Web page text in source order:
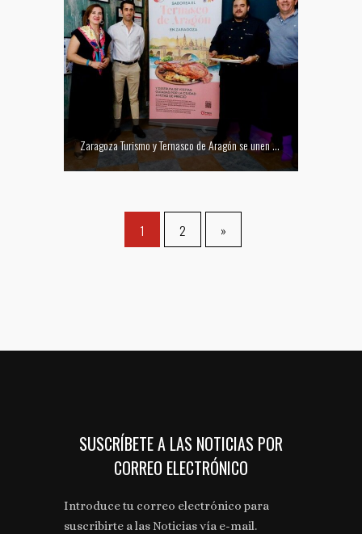
Zaragoza Turismo y Ternasco de Aragón se unen para promocionar la ciudad a través de su gastronomía
1 2 »
SUSCRÍBETE A LAS NOTICIAS POR
CORREO ELECTRÓNICO
Introduce tu correo electrónico para
suscribirte a las Noticias vía e-mail.